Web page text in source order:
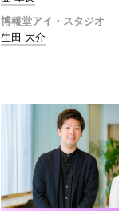
博報堂アイ・スタジオ
生田 大介